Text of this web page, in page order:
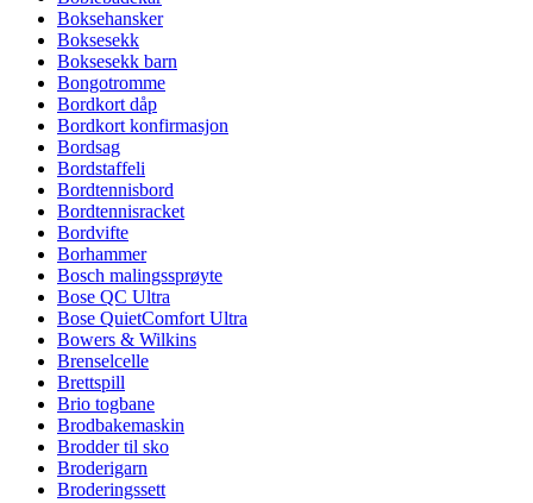
Boksehansker
Boksesekk
Boksesekk barn
Bongotromme
Bordkort dåp
Bordkort konfirmasjon
Bordsag
Bordstaffeli
Bordtennisbord
Bordtennisracket
Bordvifte
Borhammer
Bosch malingssprøyte
Bose QC Ultra
Bose QuietComfort Ultra
Bowers & Wilkins
Brenselcelle
Brettspill
Brio togbane
Brodbakemaskin
Brodder til sko
Broderigarn
Broderingssett